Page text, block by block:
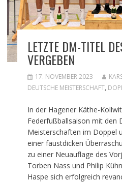
LETZTE DM-TITEL
VERGEBEN
17. NOVEMBER 2023
DEUTSCHE MEISTERSCHAFT,
In der Hagener Käthe-
Federfußballsaison mit den
Meisterschaften im Doppel
einer faustdicken
zu einer Neuauflage des
Torben Nass und Philip
Haspe sich erfolgreich